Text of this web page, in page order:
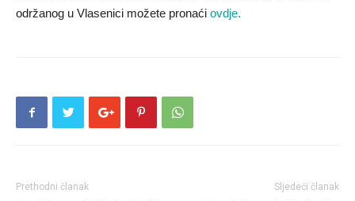
održanog u Vlasenici možete pronaći ovdje.
Prethodni članak Sljedeći članak